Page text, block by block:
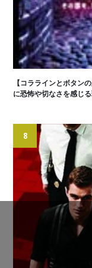
【コララインとボタン
に恐怖や切なさを感じ
8